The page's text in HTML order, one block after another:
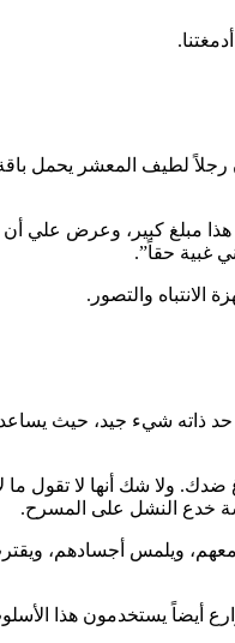
رجلاً لطيف المعشر يحمل
هذا مبلغ كبير، وعرض علي
غبية حقاً”.
والتصور.
ذاته شيء جيد، حيث
ضدك. ولا شك أنها لا تقول ما
خدع النشل على المسرح.
ويلمس أجسادهم،
أيضاً يستخدمون هذا